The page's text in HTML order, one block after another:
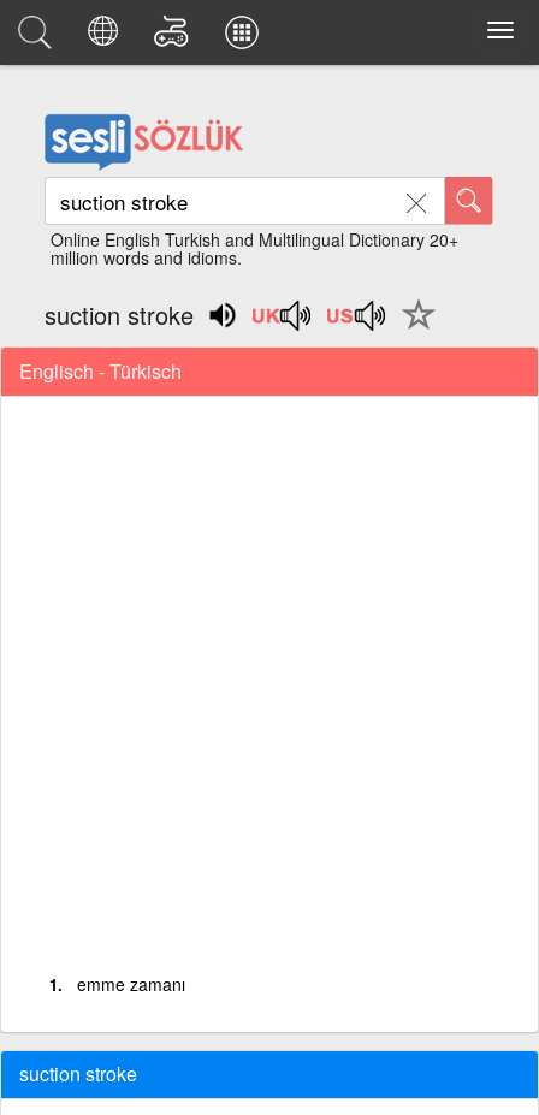
Online English Turkish and Multilingual Dictionary 20+
million words and idioms.
suction stroke
Englisch - Türkisch
emme zamanı
suction stroke